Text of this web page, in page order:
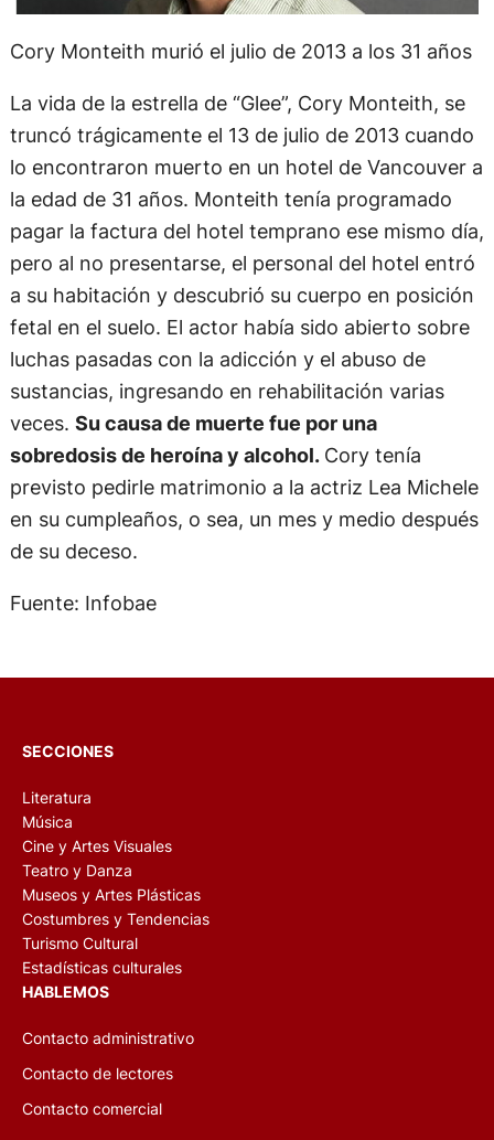
Cory Monteith murió el julio de 2013 a los 31 años
La vida de la estrella de “Glee”, Cory Monteith, se
truncó trágicamente el 13 de julio de 2013 cuando
lo encontraron muerto en un hotel de Vancouver a
la edad de 31 años. Monteith tenía programado
pagar la factura del hotel temprano ese mismo día,
pero al no presentarse, el personal del hotel entró
a su habitación y descubrió su cuerpo en posición
fetal en el suelo. El actor había sido abierto sobre
luchas pasadas con la adicción y el abuso de
sustancias, ingresando en rehabilitación varias
veces. Su causa de muerte fue por una
sobredosis de heroína y alcohol. Cory tenía
previsto pedirle matrimonio a la actriz Lea Michele
en su cumpleaños, o sea, un mes y medio después
de su deceso.
Fuente: Infobae
SECCIONES
Literatura
Música
Cine y Artes Visuales
Teatro y Danza
Museos y Artes Plásticas
Costumbres y Tendencias
Turismo Cultural
Estadísticas culturales
HABLEMOS
Contacto administrativo
Contacto de lectores
Contacto comercial